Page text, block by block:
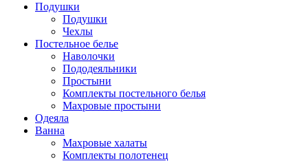
Подушки
Подушки
Чехлы
Постельное белье
Наволочки
Пододеяльники
Простыни
Комплекты постельного белья
Махровые простыни
Одеяла
Ванна
Махровые халаты
Комплекты полотенец